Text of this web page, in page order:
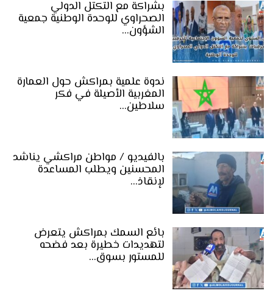
بشراكة مع التكتل الدولي
الصحراوي للوحدة الوطنية جمعية
الشؤون…
ندوة علمية بمراكش حول العمارة
المغربية الأصيلة في فكر
سلاطين…
بالفيديو / مواطن مراكشي يناشد
المحسنين ويطلب المساعدة
لإنقاذ…
بائع السمك بمراكش يتعرض
لتهديدات خطيرة بعد فضحه
للمستور بسوق…